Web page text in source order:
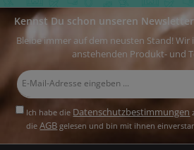
Kennst Du schon unseren
Bleibe immer auf dem neusten Stand!
anstehenden Produkt- und
Ich habe die Datenschutzbestimmungen
dieAGB gelesen und bin mit ihnen